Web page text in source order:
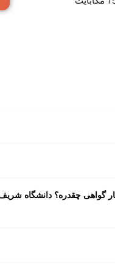
گواهی چقدره؟ دانشگاه